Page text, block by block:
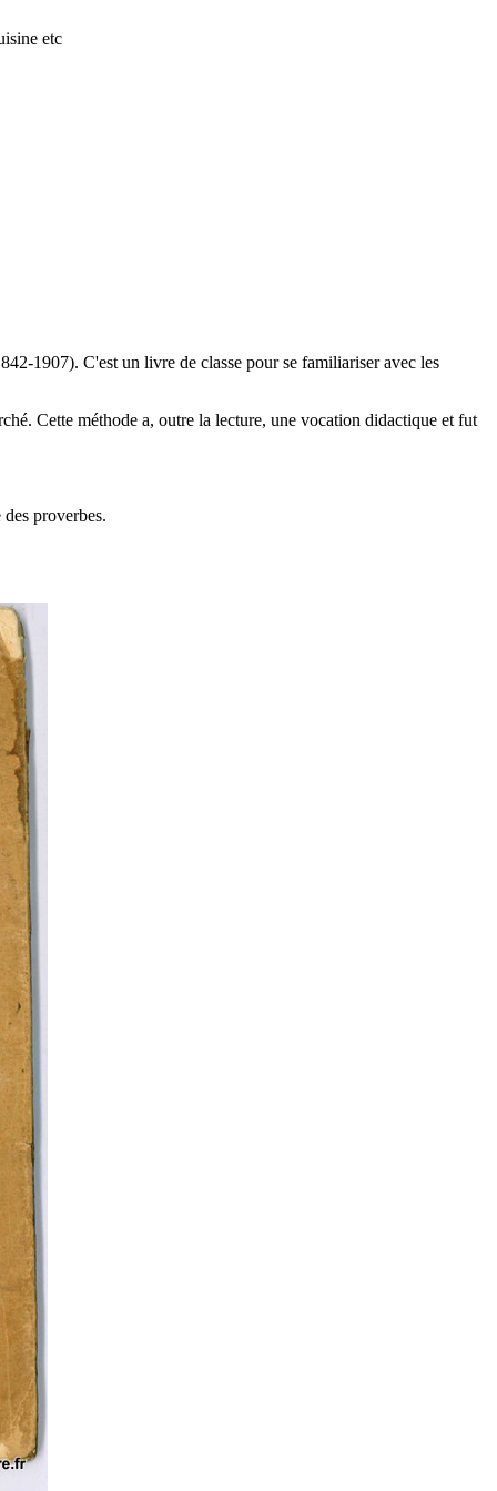
etc
1907). C'est un livre de classe pour se familiariser avec les
Cette méthode a, outre la lecture, une vocation didactique et fut
proverbes.